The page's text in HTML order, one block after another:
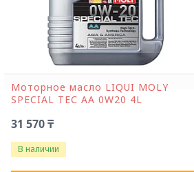
Моторное масло LIQUI MOLY
SPECIAL ТЕС АА 0W20 4L
31 570 ₸
В наличии